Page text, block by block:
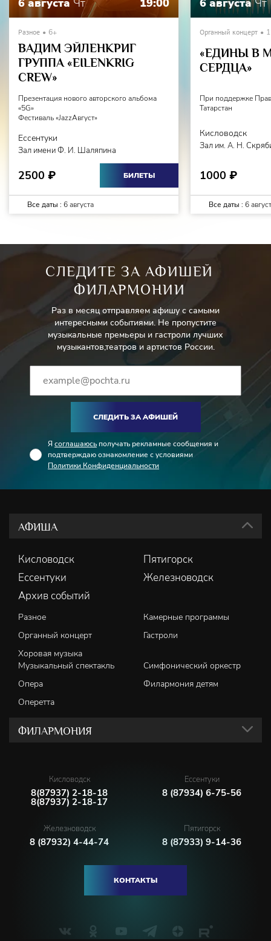
6 августа Чт 19:00
Разное 6+
ВАДИМ ЭЙЛЕНКРИГ
ГРУППА «EILENKRIG
СREW»
Презентация нового авторского альбома
«5G»
Фестиваль «JazzАвгуст»
Ессентуки
Зал имени Ф. И. Шаляпина
2500 ₽ БИЛЕТЫ
Все даты : 6 августа
6 августа Чт
Органный концерт
«ЕДИНЫ В
СЕРДЦА»
При поддержке
Татарстан
Кисловодск
Зал им. А. Н.
1000 ₽
Все даты : 6
СЛЕДИТЕ ЗА АФИШЕЙ
ФИЛАРМОНИИ
Раз в месяц отправляем афишу с самыми
интересными событиями. Не пропустите
музыкальные премьеры и гастроли лучших
музыкантов,театров и артистов России.
СЛЕДИТЬ ЗА АФИШЕЙ
Я соглашаюсь получать рекламные сообщения и
подтверждаю ознакомление с условиями
Политики Конфиденциальности
АФИША
Кисловодск
Пятигорск
Ессентуки
Железноводск
Архив событий
Разное
Камерные программы
Органный концерт
Гастроли
Хоровая музыка
Музыкальный спектакль
Симфонический оркестр
Опера
Филармония детям
Оперетта
ФИЛАРМОНИЯ
Кисловодск
8(87937) 2-18-18
8(87937) 2-18-17
Ессентуки
8 (87934) 6-75-56
Железноводск
8 (87932) 4-44-74
Пятигорск
8 (87933) 9-14-36
КОНТАКТЫ